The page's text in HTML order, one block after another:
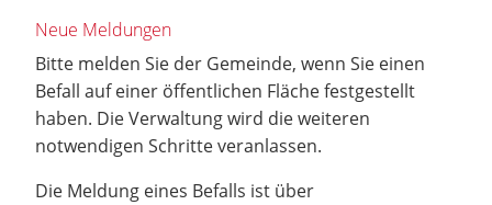
Neue Meldungen
Bitte melden Sie der Gemeinde, wenn Sie einen
Befall auf einer öffentlichen Fläche festgestellt
haben. Die Verwaltung wird die weiteren
notwendigen Schritte veranlassen.
Die Meldung eines Befalls ist über